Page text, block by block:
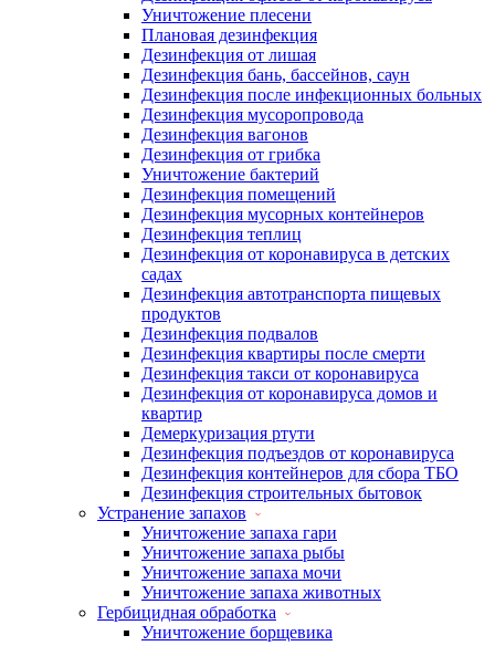
Уничтожение плесени
Плановая дезинфекция
Дезинфекция от лишая
Дезинфекция бань, бассейнов, саун
Дезинфекция после инфекционных больных
Дезинфекция мусоропровода
Дезинфекция вагонов
Дезинфекция от грибка
Уничтожение бактерий
Дезинфекция помещений
Дезинфекция мусорных контейнеров
Дезинфекция теплиц
Дезинфекция от коронавируса в детских
садах
Дезинфекция автотранспорта пищевых
продуктов
Дезинфекция подвалов
Дезинфекция квартиры после смерти
Дезинфекция такси от коронавируса
Дезинфекция от коронавируса домов и
квартир
Демеркуризация ртути
Дезинфекция подъездов от коронавируса
Дезинфекция контейнеров для сбора ТБО
Дезинфекция строительных бытовок
Устранение запахов
Уничтожение запаха гари
Уничтожение запаха рыбы
Уничтожение запаха мочи
Уничтожение запаха животных
Гербицидная обработка
Уничтожение борщевика